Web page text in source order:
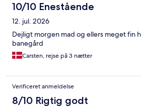
10/10 Enestående
12. jul. 2026
Dejligt morgen mad og ellers meget fin
banegård
Carsten, rejse på 3 nætter
Verificeret anmeldelse
8/10 Rigtig godt